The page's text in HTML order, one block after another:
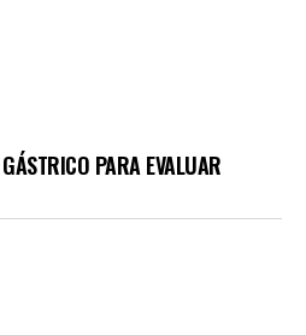
PARA EVALUAR